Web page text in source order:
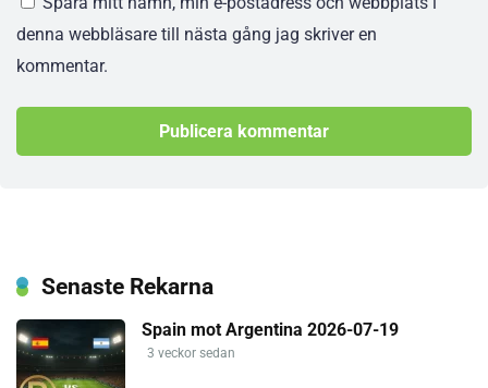
denna webbläsare till nästa gång jag skriver en
kommentar.
Senaste Rekarna
Spain mot Argentina 2026-07-19
3 veckor sedan